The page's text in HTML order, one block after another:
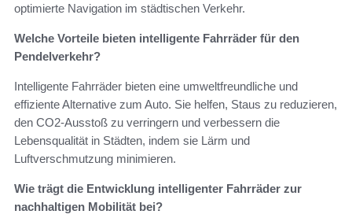
optimierte Navigation im städtischen Verkehr.
Welche Vorteile bieten intelligente Fahrräder für den
Pendelverkehr?
Intelligente Fahrräder bieten eine umweltfreundliche und
effiziente Alternative zum Auto. Sie helfen, Staus zu reduzieren,
den CO2-Ausstoß zu verringern und verbessern die
Lebensqualität in Städten, indem sie Lärm und
Luftverschmutzung minimieren.
Wie trägt die Entwicklung intelligenter Fahrräder zur
nachhaltigen Mobilität bei?